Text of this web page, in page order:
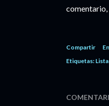
comentario,
Compartir
Etiquetas: